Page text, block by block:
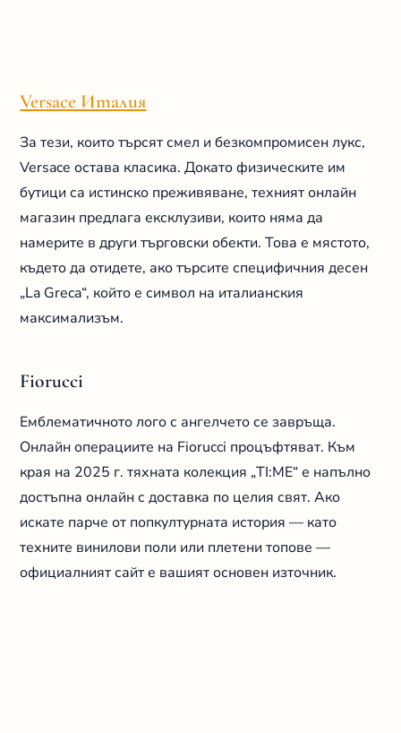
Versace Италия
За тези, които търсят смел и безкомпромисен лукс,
Versace остава класика. Докато физическите им
бутици са истинско преживяване, техният онлайн
магазин предлага ексклузиви, които няма да
намерите в други търговски обекти. Това е мястото,
където да отидете, ако търсите специфичния десен
„La Greca“, който е символ на италианския
максимализъм.
Fiorucci
Емблематичното лого с ангелчето се завръща.
Онлайн операциите на Fiorucci процъфтяват. Към
края на 2025 г. тяхната колекция „TI:ME“ е напълно
достъпна онлайн с доставка по целия свят. Ако
искате парче от попкултурната история — като
техните винилови поли или плетени топове —
официалният сайт е вашият основен източник.